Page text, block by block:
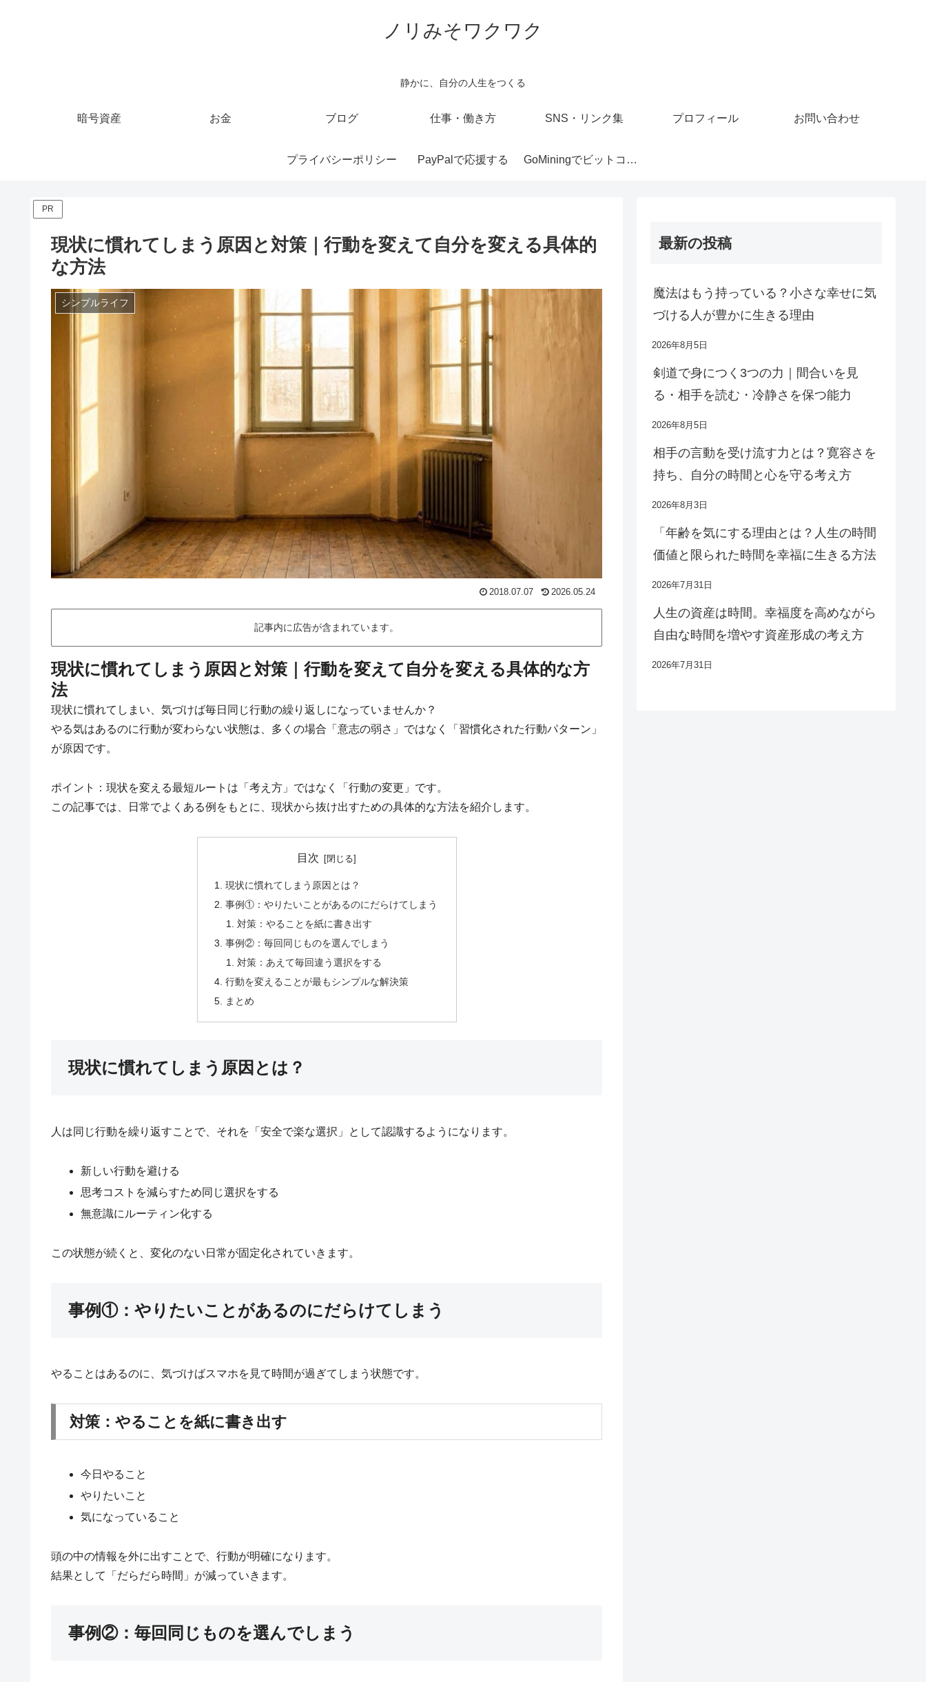
ノリみそワクワク
静かに、自分の人生をつくる
暗号資産 お金 ブログ 仕事・働き方 SNS・リンク集 プロフィール お問い合わせ
プライバシーポリシー PayPalで応援する GoMiningでビットコインを稼ぐ
PR
現状に慣れてしまう原因と対策｜行動を変えて自分を変える具体的
な方法
シンプルライフ
2018.07.07 2026.05.24
記事内に広告が含まれています。
現状に慣れてしまう原因と対策｜行動を変えて自分を変える具体的な方
法
現状に慣れてしまい、気づけば毎日同じ行動の繰り返しになっていませんか？
やる気はあるのに行動が変わらない状態は、多くの場合「意志の弱さ」ではなく「習慣化された行動パターン」
が原因です。
ポイント：現状を変える最短ルートは「考え方」ではなく「行動の変更」です。
この記事では、日常でよくある例をもとに、現状から抜け出すための具体的な方法を紹介します。
目次
現状に慣れてしまう原因とは？
事例①：やりたいことがあるのにだらけてしまう
対策：やることを紙に書き出す
事例②：毎回同じものを選んでしまう
対策：あえて毎回違う選択をする
行動を変えることが最もシンプルな解決策
まとめ
現状に慣れてしまう原因とは？
人は同じ行動を繰り返すことで、それを「安全で楽な選択」として認識するようになります。
新しい行動を避ける
思考コストを減らすため同じ選択をする
無意識にルーティン化する
この状態が続くと、変化のない日常が固定化されていきます。
事例①：やりたいことがあるのにだらけてしまう
やることはあるのに、気づけばスマホを見て時間が過ぎてしまう状態です。
対策：やることを紙に書き出す
今日やること
やりたいこと
気になっていること
頭の中の情報を外に出すことで、行動が明確になります。
結果として「だらだら時間」が減っていきます。
事例②：毎回同じものを選んでしまう
最新の投稿
魔法はもう持っている？小さな幸せに気
づける人が豊かに生きる理由
2026年8月5日
剣道で身につく3つの力｜間合いを見
る・相手を読む・冷静さを保つ能力
2026年8月5日
相手の言動を受け流す力とは？寛容さを
持ち、自分の時間と心を守る考え方
2026年8月3日
「年齢を気にする理由とは？人生の時間
価値と限られた時間を幸福に生きる方法
2026年7月31日
人生の資産は時間。幸福度を高めながら
自由な時間を増やす資産形成の考え方
2026年7月31日